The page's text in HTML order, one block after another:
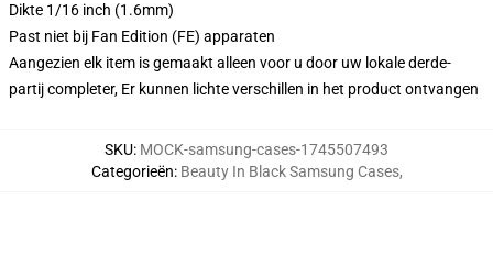
Dikte 1/16 inch (1.6mm)
Past niet bij Fan Edition (FE) apparaten
Aangezien elk item is gemaakt alleen voor u door uw lokale derde-
partij completer, Er kunnen lichte verschillen in het product ontvangen
SKU: MOCK-samsung-cases-1745507493
Categorieën: Beauty In Black Samsung Cases,